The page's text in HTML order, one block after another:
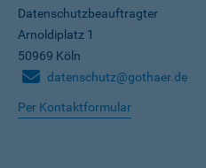
Datenschutzbeauftragter
Arnoldiplatz 1
50969 Köln
datenschutz@gothaer.de
Per Kontaktformular